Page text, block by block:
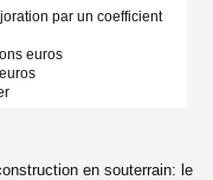
par un coefficient
euros
en souterrain: le